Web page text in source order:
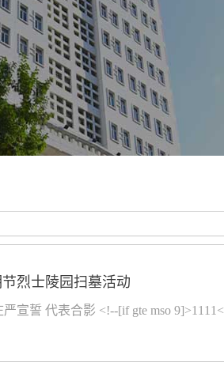
烈士陵园扫墓活动
宣誓 代表合影 <!--[if gte mso